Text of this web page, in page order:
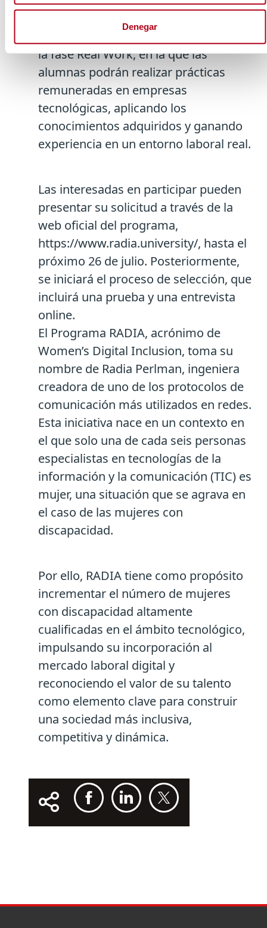
Denegar
Finalmente, el programa culmina con
la fase Real Work, en la que las
alumnas podrán realizar prácticas
remuneradas en empresas
tecnológicas, aplicando los
conocimientos adquiridos y ganando
experiencia en un entorno laboral real.
Las interesadas en participar pueden
presentar su solicitud a través de la
web oficial del programa,
https://www.radia.university/, hasta el
próximo 26 de julio. Posteriormente,
se iniciará el proceso de selección, que
incluirá una prueba y una entrevista
online.
El Programa RADIA, acrónimo de
Women’s Digital Inclusion, toma su
nombre de Radia Perlman, ingeniera
creadora de uno de los protocolos de
comunicación más utilizados en redes.
Esta iniciativa nace en un contexto en
el que solo una de cada seis personas
especialistas en tecnologías de la
información y la comunicación (TIC) es
mujer, una situación que se agrava en
el caso de las mujeres con
discapacidad.
Por ello, RADIA tiene como propósito
incrementar el número de mujeres
con discapacidad altamente
cualificadas en el ámbito tecnológico,
impulsando su incorporación al
mercado laboral digital y
reconociendo el valor de su talento
como elemento clave para construir
una sociedad más inclusiva,
competitiva y dinámica.